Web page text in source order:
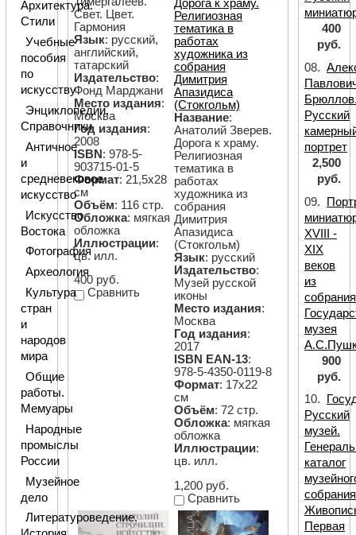
Свет. Цвет.
Гармония
Язык: русский,
английский,
татарский
Издательство:
Фонд Марджани
Место издания:
Москва
Год издания:
2008
ISBN: 978-5-
903715-01-5
Формат: 21,5х28
см
Объём: 116 стр.
Обложка: мягкая
обложка
Иллюстрации:
цв. илл.
400 руб.
Сравнить
Дорога к храму.
Религиозная
тематика в
работах
художника из
собрания
Димитрия
Апазидиса
(Стокгольм)
Название:
Анатолий Зверев.
Дорога к храму.
Религиозная
тематика в
работах
художника из
собрания
Димитрия
Апазидиса
(Стокгольм)
Язык: русский
Издательство:
Музей русской
иконы
Место издания:
Москва
Год издания:
2017
ISBN EAN-13:
978-5-4350-0119-8
Формат: 17х22
см
Объём: 72 стр.
Обложка: мягкая
обложка
Иллюстрации:
цв. илл.
1,200 руб.
Сравнить
Архитектура.
Стили
Учебные
пособия
по
искусству
Энциклопедии.
Справочники
Античное
и
средневековое
искусство
Искусство
Востока
Фотография
Археология
Культура
стран
и
народов
мира
Общие
работы.
Мемуары
Народные
промыслы
России
Музейное
дело
Литературоведение.
400
руб.
08.
Русский
портрет
2,500
руб.
09.
XVIII -
XIX
веков
из
собрания
музея
900
руб.
10.
Русский
музей.
каталог
Первая